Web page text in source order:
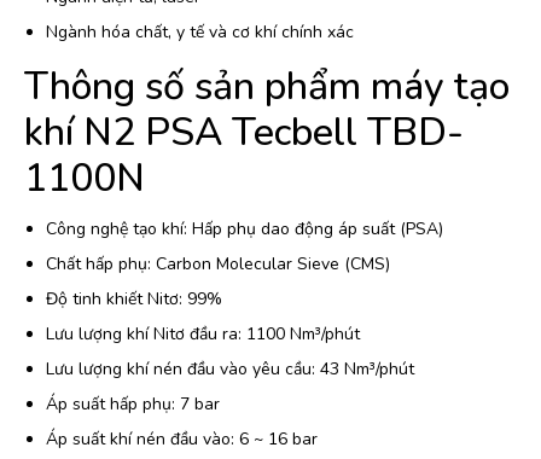
Ngành hóa chất, y tế và cơ khí chính xác
Thông số sản phẩm máy tạo
khí N2 PSA Tecbell TBD-
1100N
Công nghệ tạo khí: Hấp phụ dao động áp suất (PSA)
Chất hấp phụ: Carbon Molecular Sieve (CMS)
Độ tinh khiết Nitơ: 99%
Lưu lượng khí Nitơ đầu ra: 1100 Nm³/phút
Lưu lượng khí nén đầu vào yêu cầu: 43 Nm³/phút
Áp suất hấp phụ: 7 bar
Áp suất khí nén đầu vào: 6 ~ 16 bar